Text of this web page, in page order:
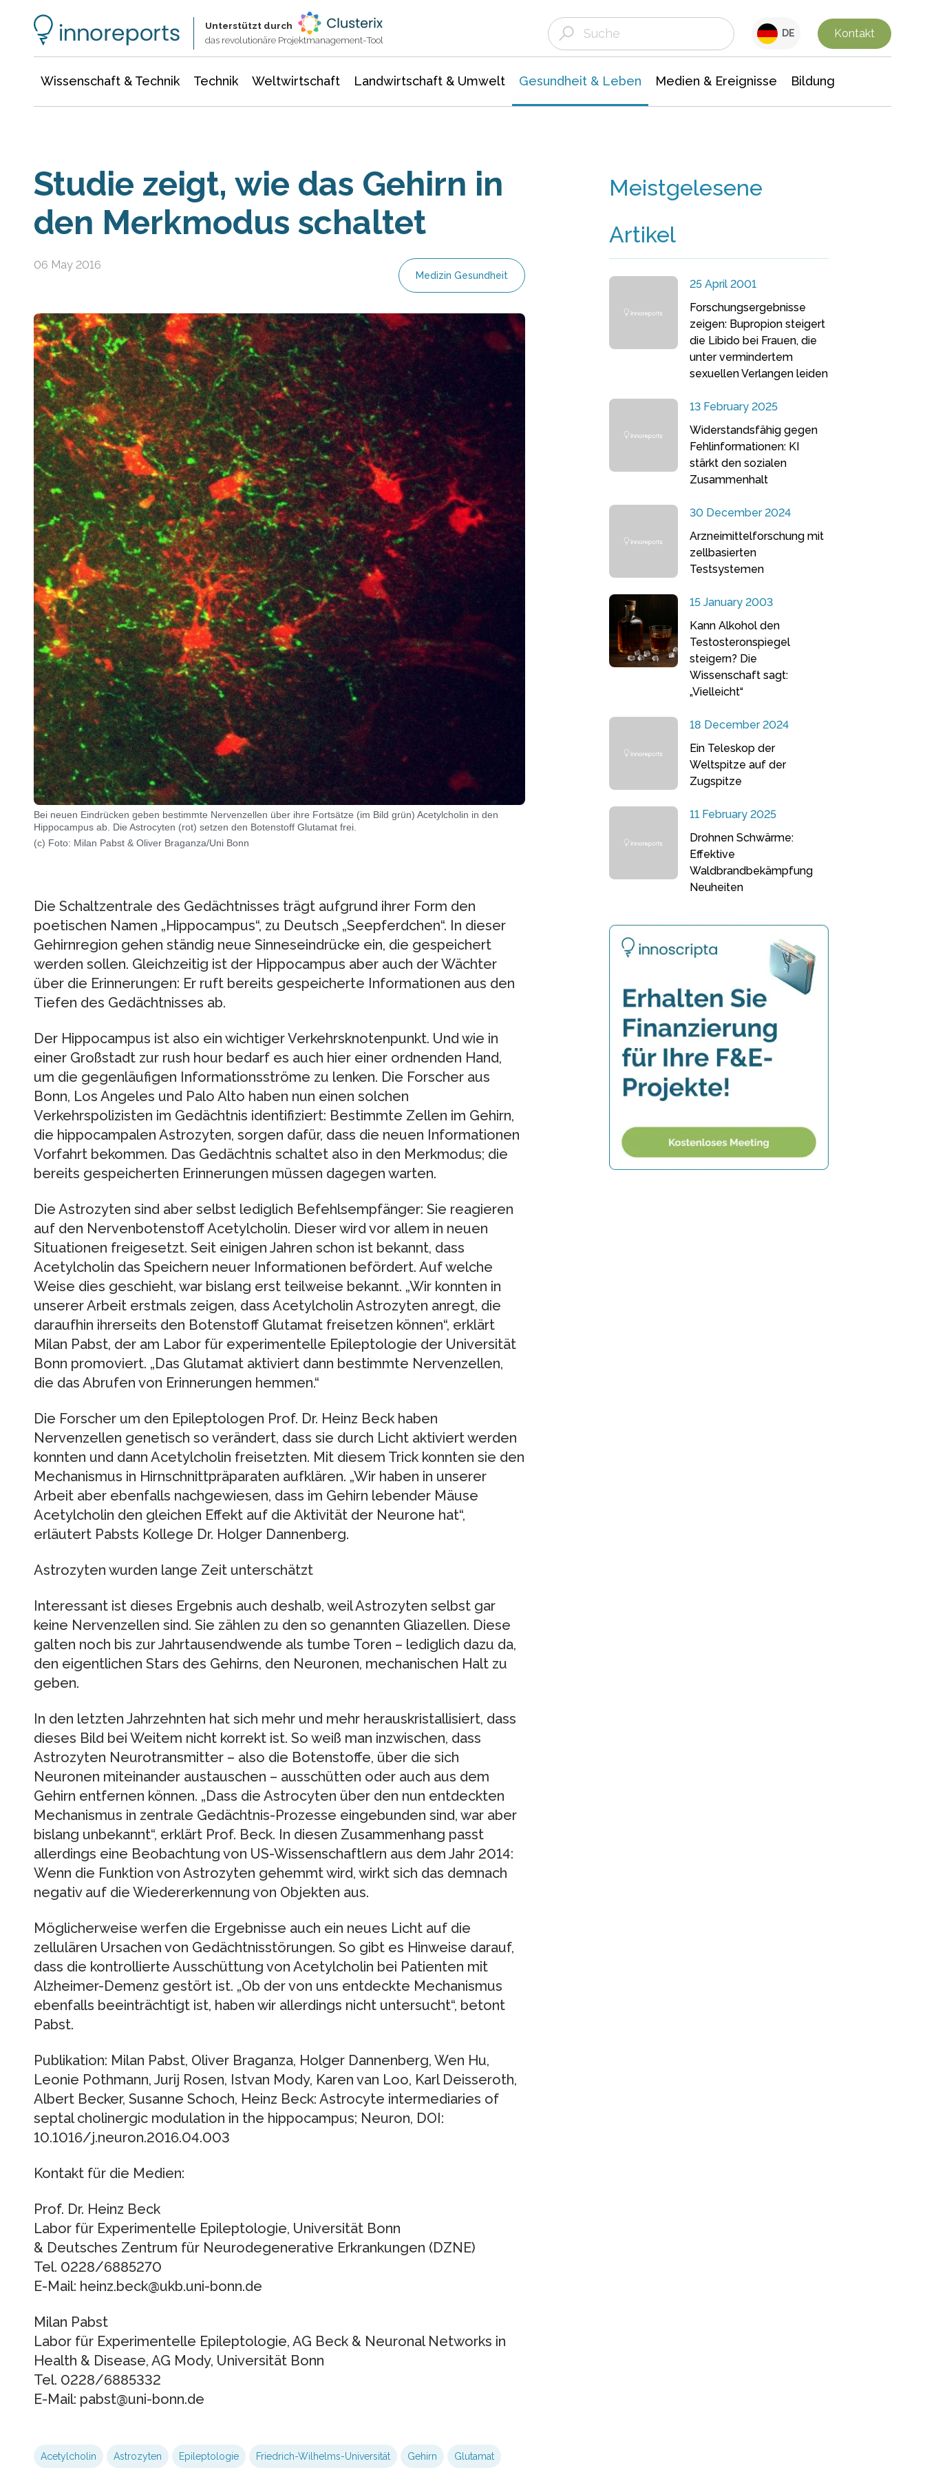
Unterstützt durch
das revolutionäre Projektmanagement-Tool
DE Kontakt
Wissenschaft & Technik Technik Weltwirtschaft Landwirtschaft & Umwelt Gesundheit & Leben Medien & Ereignisse Bildung
Studie zeigt, wie das Gehirn in
den Merkmodus schaltet
06 May 2016
Medizin Gesundheit
Bei neuen Eindrücken geben bestimmte Nervenzellen über ihre Fortsätze (im Bild grün) Acetylcholin in den
Hippocampus ab. Die Astrocyten (rot) setzen den Botenstoff Glutamat frei.
(c) Foto: Milan Pabst & Oliver Braganza/Uni Bonn
Die Schaltzentrale des Gedächtnisses trägt aufgrund ihrer Form den
poetischen Namen „Hippocampus“, zu Deutsch „Seepferdchen“. In dieser
Gehirnregion gehen ständig neue Sinneseindrücke ein, die gespeichert
werden sollen. Gleichzeitig ist der Hippocampus aber auch der Wächter
über die Erinnerungen: Er ruft bereits gespeicherte Informationen aus den
Tiefen des Gedächtnisses ab.
Der Hippocampus ist also ein wichtiger Verkehrsknotenpunkt. Und wie in
einer Großstadt zur rush hour bedarf es auch hier einer ordnenden Hand,
um die gegenläufigen Informationsströme zu lenken. Die Forscher aus
Bonn, Los Angeles und Palo Alto haben nun einen solchen
Verkehrspolizisten im Gedächtnis identifiziert: Bestimmte Zellen im Gehirn,
die hippocampalen Astrozyten, sorgen dafür, dass die neuen Informationen
Vorfahrt bekommen. Das Gedächtnis schaltet also in den Merkmodus; die
bereits gespeicherten Erinnerungen müssen dagegen warten.
Die Astrozyten sind aber selbst lediglich Befehlsempfänger: Sie reagieren
auf den Nervenbotenstoff Acetylcholin. Dieser wird vor allem in neuen
Situationen freigesetzt. Seit einigen Jahren schon ist bekannt, dass
Acetylcholin das Speichern neuer Informationen befördert. Auf welche
Weise dies geschieht, war bislang erst teilweise bekannt. „Wir konnten in
unserer Arbeit erstmals zeigen, dass Acetylcholin Astrozyten anregt, die
daraufhin ihrerseits den Botenstoff Glutamat freisetzen können“, erklärt
Milan Pabst, der am Labor für experimentelle Epileptologie der Universität
Bonn promoviert. „Das Glutamat aktiviert dann bestimmte Nervenzellen,
die das Abrufen von Erinnerungen hemmen.“
Die Forscher um den Epileptologen Prof. Dr. Heinz Beck haben
Nervenzellen genetisch so verändert, dass sie durch Licht aktiviert werden
konnten und dann Acetylcholin freisetzten. Mit diesem Trick konnten sie den
Mechanismus in Hirnschnittpräparaten aufklären. „Wir haben in unserer
Arbeit aber ebenfalls nachgewiesen, dass im Gehirn lebender Mäuse
Acetylcholin den gleichen Effekt auf die Aktivität der Neurone hat“,
erläutert Pabsts Kollege Dr. Holger Dannenberg.
Astrozyten wurden lange Zeit unterschätzt
Interessant ist dieses Ergebnis auch deshalb, weil Astrozyten selbst gar
keine Nervenzellen sind. Sie zählen zu den so genannten Gliazellen. Diese
galten noch bis zur Jahrtausendwende als tumbe Toren – lediglich dazu da,
den eigentlichen Stars des Gehirns, den Neuronen, mechanischen Halt zu
geben.
In den letzten Jahrzehnten hat sich mehr und mehr herauskristallisiert, dass
dieses Bild bei Weitem nicht korrekt ist. So weiß man inzwischen, dass
Astrozyten Neurotransmitter – also die Botenstoffe, über die sich
Neuronen miteinander austauschen – ausschütten oder auch aus dem
Gehirn entfernen können. „Dass die Astrocyten über den nun entdeckten
Mechanismus in zentrale Gedächtnis-Prozesse eingebunden sind, war aber
bislang unbekannt“, erklärt Prof. Beck. In diesen Zusammenhang passt
allerdings eine Beobachtung von US-Wissenschaftlern aus dem Jahr 2014:
Wenn die Funktion von Astrozyten gehemmt wird, wirkt sich das demnach
negativ auf die Wiedererkennung von Objekten aus.
Möglicherweise werfen die Ergebnisse auch ein neues Licht auf die
zellulären Ursachen von Gedächtnisstörungen. So gibt es Hinweise darauf,
dass die kontrollierte Ausschüttung von Acetylcholin bei Patienten mit
Alzheimer-Demenz gestört ist. „Ob der von uns entdeckte Mechanismus
ebenfalls beeinträchtigt ist, haben wir allerdings nicht untersucht“, betont
Pabst.
Publikation: Milan Pabst, Oliver Braganza, Holger Dannenberg, Wen Hu,
Leonie Pothmann, Jurij Rosen, Istvan Mody, Karen van Loo, Karl Deisseroth,
Albert Becker, Susanne Schoch, Heinz Beck: Astrocyte intermediaries of
septal cholinergic modulation in the hippocampus; Neuron, DOI:
10.1016/j.neuron.2016.04.003
Kontakt für die Medien:
Prof. Dr. Heinz Beck
Labor für Experimentelle Epileptologie, Universität Bonn
& Deutsches Zentrum für Neurodegenerative Erkrankungen (DZNE)
Tel. 0228/6885270
E-Mail: heinz.beck@ukb.uni-bonn.de
Milan Pabst
Labor für Experimentelle Epileptologie, AG Beck & Neuronal Networks in
Health & Disease, AG Mody, Universität Bonn
Tel. 0228/6885332
E-Mail: pabst@uni-bonn.de
Acetylcholin Astrozyten Epileptologie Friedrich-Wilhelms-Universität Gehirn Glutamat
Meistgelesene
Artikel
25 April 2001
Forschungsergebnisse
zeigen: Bupropion steigert
die Libido bei Frauen, die
unter vermindertem
sexuellen Verlangen leiden
13 February 2025
Widerstandsfähig gegen
Fehlinformationen: KI
stärkt den sozialen
Zusammenhalt
30 December 2024
Arzneimittelforschung mit
zellbasierten
Testsystemen
15 January 2003
Kann Alkohol den
Testosteronspiegel
steigern? Die
Wissenschaft sagt:
„Vielleicht“
18 December 2024
Ein Teleskop der
Weltspitze auf der
Zugspitze
11 February 2025
Drohnen Schwärme:
Effektive
Waldbrandbekämpfung
Neuheiten